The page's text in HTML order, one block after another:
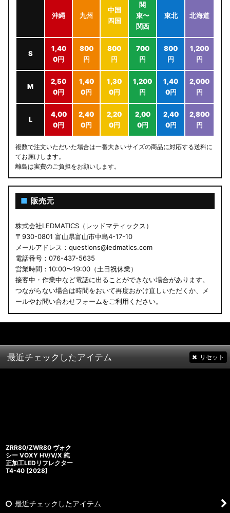
沖縄 九州
中国
四国
関
東〜
関西
東北 北海道
S
1,40
0円
800
円
800
円
700
円
800
円
1,200
円
M
2,50
0円
1,40
0円
1,30
0円
1,200
円
1,40
0円
2,000
円
L
4,00
0円
2,40
0円
2,20
0円
2,00
0円
2,40
0円
2,800
円
複数で注文いただいた場合は一番大きいサイズの商品に対応する送料に
てお届けします。
離島は実費のご負担をお願いします。
■ 販売元
株式会社LEDMATICS（レッドマティックス）
〒930-0801 富山県富山市中島4-17-10
メールアドレス：questions@ledmatics.com
電話番号：076-437-5635
営業時間：10:00〜19:00（土日祝休業）
接客中・作業中など電話に出ることができない場合があります。
つながらない場合は時間をおいて再度おかけ直しいただくか、メ
ールやお問い合わせフォームをご利用ください。
最近チェックしたアイテム リセット
ZRR80/ZWR80 ヴォク
シー VOXY HV/V/X 純
正加工LEDリフレクター
T4-40 [2028]
最近チェックしたアイテム